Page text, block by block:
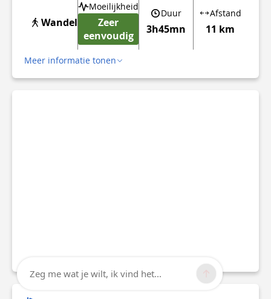
Wandel
Moeilijkheid
Zeer
eenvoudig
Duur
3h45mn
Afstand
11 km
Meer informatie tonen
Zeg me wat je wilt, ik vind het...